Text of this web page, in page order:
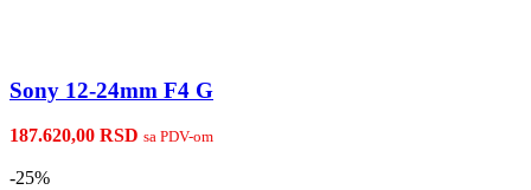
Sony 12-24mm F4 G
187.620,00 RSD sa PDV-om
-25%